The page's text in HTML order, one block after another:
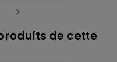

de cette